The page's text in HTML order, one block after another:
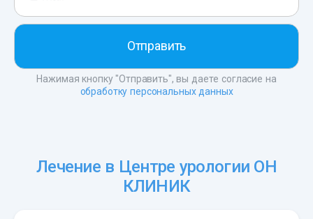
Нажимая кнопку "Отправить", вы даете согласие на
обработку персональных данных
Лечение в Центре урологии ОН
КЛИНИК